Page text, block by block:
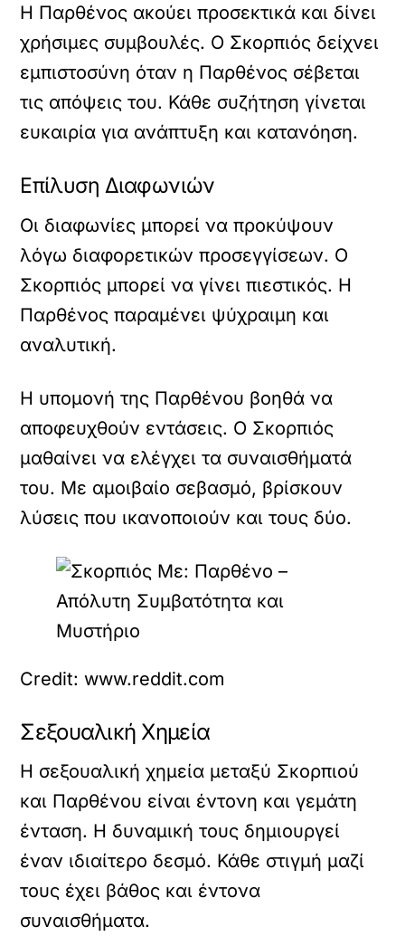
Η Παρθένος ακούει προσεκτικά και δίνει
χρήσιμες συμβουλές. Ο Σκορπιός δείχνει
εμπιστοσύνη όταν η Παρθένος σέβεται
τις απόψεις του. Κάθε συζήτηση γίνεται
ευκαιρία για ανάπτυξη και κατανόηση.
Επίλυση Διαφωνιών
Οι διαφωνίες μπορεί να προκύψουν
λόγω διαφορετικών προσεγγίσεων. Ο
Σκορπιός μπορεί να γίνει πιεστικός. Η
Παρθένος παραμένει ψύχραιμη και
αναλυτική.
Η υπομονή της Παρθένου βοηθά να
αποφευχθούν εντάσεις. Ο Σκορπιός
μαθαίνει να ελέγχει τα συναισθήματά
του. Με αμοιβαίο σεβασμό, βρίσκουν
λύσεις που ικανοποιούν και τους δύο.
Credit: www.reddit.com
Σεξουαλική Χημεία
Η σεξουαλική χημεία μεταξύ Σκορπιού
και Παρθένου είναι έντονη και γεμάτη
ένταση. Η δυναμική τους δημιουργεί
έναν ιδιαίτερο δεσμό. Κάθε στιγμή μαζί
τους έχει βάθος και έντονα
συναισθήματα.